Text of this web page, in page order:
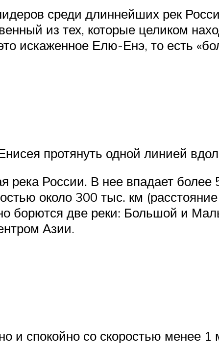
среди длиннейших рек
из тех, которые целиком
искаженное Елю-Енэ, то есть
протянуть одной линией
река России. В нее впадает
около 300 тыс. км
борются две реки: Большой и
Азии.
и спокойно со скоростью менее 1